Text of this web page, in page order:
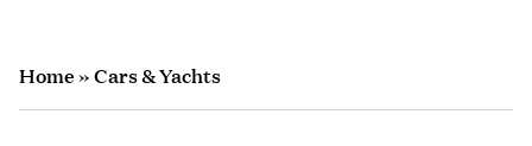
Home»Cars & Yachts